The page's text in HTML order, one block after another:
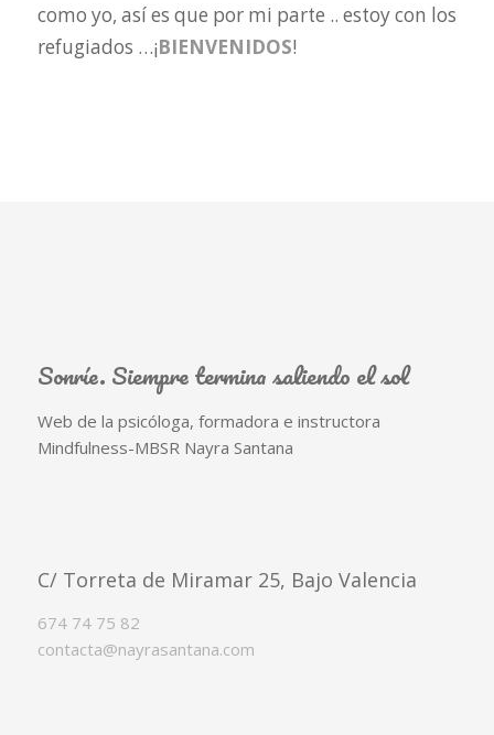
como yo, así es que por mi parte .. estoy con los
refugiados …¡BIENVENIDOS!
Sonríe. Siempre termina saliendo el sol
Web de la psicóloga, formadora e instructora
Mindfulness-MBSR Nayra Santana
C/ Torreta de Miramar 25, Bajo Valencia
674 74 75 82
contacta@nayrasantana.com